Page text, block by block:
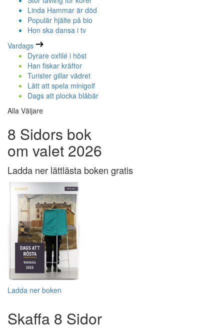
Linda Hammar är död
Populär hjälte på bio
Hon ska dansa i tv
Vardags
Dyrare oxfilé i höst
Han fiskar kräftor
Turister gillar vädret
Lätt att spela minigolf
Dags att plocka blåbär
Alla Väljare
8 Sidors bok
om valet 2026
Ladda ner lättlästa boken gratis
Ladda ner boken
Skaffa 8 Sidor